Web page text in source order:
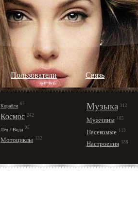
Пользователи Cвязь
Корабли 67
Космос 242
Лёд / Вода 95
Мотоциклы 132
Музыка 312
Мужчины 185
Насекомые 113
Настроения 186